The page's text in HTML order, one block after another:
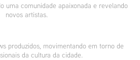
uma comunidade apaixonada e revelando
novos artistas.
produzidos, movimentando em torno de
da cultura da cidade.